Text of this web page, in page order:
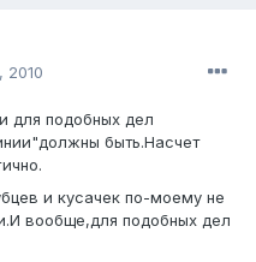
2010
для подобных дел
быть.Насчет
и кусачек по-моему не
вообще,для подобных дел